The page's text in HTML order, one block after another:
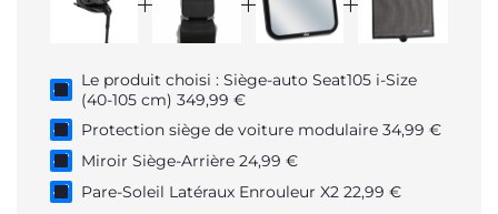
Le produit choisi : Siège-auto Seat105 i-Size
(40-105 cm) 349,99 €
Protection siège de voiture modulaire 34,99 €
Miroir Siège-Arrière 24,99 €
Pare-Soleil Latéraux Enrouleur X2 22,99 €